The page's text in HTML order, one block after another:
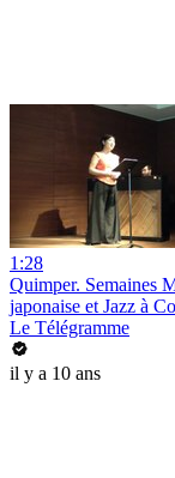
1:28
Quimper. Semaines
japonaise et Jazz à
Le Télégramme
il y a 10 ans